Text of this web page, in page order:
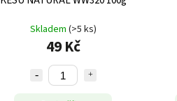
Skladem (>5 ks)
49 Kč